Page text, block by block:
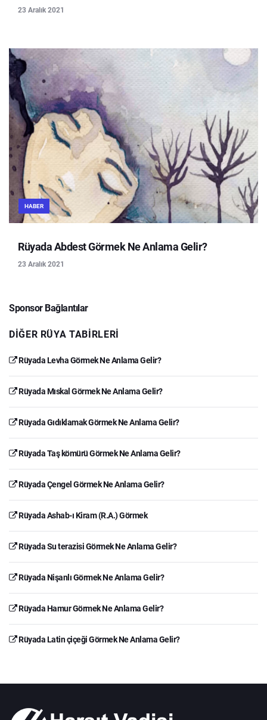
23 Aralık 2021
HABER
Rüyada Abdest Görmek Ne Anlama Gelir?
23 Aralık 2021
Sponsor Bağlantılar
DIĞER RÜYA TABIRLERI
Rüyada Levha Görmek Ne Anlama Gelir?
Rüyada Mıskal Görmek Ne Anlama Gelir?
Rüyada Gıdıklamak Görmek Ne Anlama Gelir?
Rüyada Taş kömürü Görmek Ne Anlama Gelir?
Rüyada Çengel Görmek Ne Anlama Gelir?
Rüyada Ashab-ı Kiram (R.A.) Görmek
Rüyada Su terazisi Görmek Ne Anlama Gelir?
Rüyada Nişanlı Görmek Ne Anlama Gelir?
Rüyada Hamur Görmek Ne Anlama Gelir?
Rüyada Latin çiçeği Görmek Ne Anlama Gelir?